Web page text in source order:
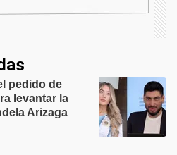
pedido de
levantar la
Arizaga